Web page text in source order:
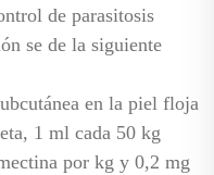
de parasitosis
se de la siguiente
en la piel floja
1 ml cada 50 kg
por kg y 0,2 mg